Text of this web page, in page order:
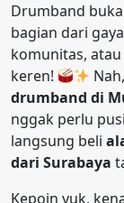
Drumband
bagian dari
komunitas,
keren!
drumband di
nggak perlu
langsung beli
dari Surabaya
Kepoin yuk,